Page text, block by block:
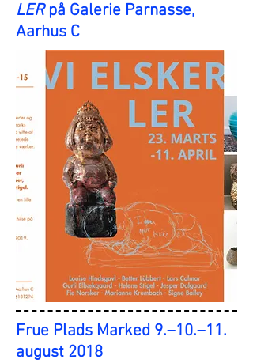
LER på Galerie Parnasse,
Aarhus C
Frue Plads Marked 9.–10.–11.
august 2018